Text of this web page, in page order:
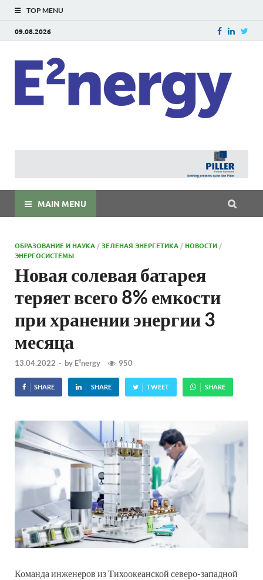
TOP MENU
09.08.2026
MAIN MENU
ОБРАЗОВАНИЕ И НАУКА /ЗЕЛЕНАЯ ЭНЕРГЕТИКА /НОВОСТИ /
ЭНЕРГОСИСТЕМЫ
Новая солевая батарея
теряет всего 8% емкости
при хранении энергии 3
месяца
13.04.2022 - by E²nergy 950
SHARE SHARE TWEET SHARE
Команда инженеров из Тихоокеанской северо-западной